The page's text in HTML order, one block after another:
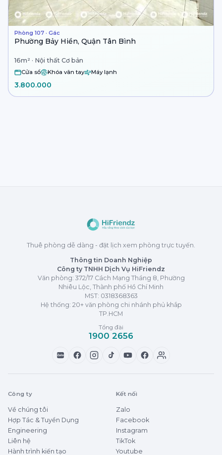
Phòng 107 · Gác
Phường Bảy Hiền, Quận Tân Bình
16m² · Nội thất Cơ bản
Cửa sổ Khóa vân tay Máy lạnh
3.800.000
Thuê phòng dễ dàng - đặt lịch xem phòng trực tuyến.
Thông tin Doanh Nghiệp
Công ty TNHH Dịch Vụ HiFriendz
Văn phòng: 372/17 Cách Mạng Tháng 8, Phường
Nhiêu Lộc, Thành phố Hồ Chí Minh
MST: 0318368363
Hệ thống: 20+ văn phòng chi nhánh phủ khắp
TP.HCM
Tổng đài
1900 2656
Zalo
Công ty
Về chúng tôi
Hợp Tác & Tuyển Dụng
Engineering
Liên hệ
Hành trình kiến tạo
Kết nối
Zalo
Facebook
Instagram
TikTok
Youtube